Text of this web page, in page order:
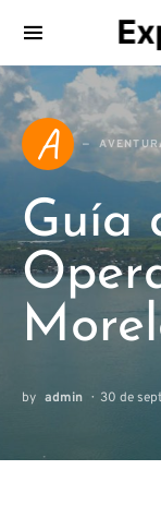
Search for:
A
Guía
by admin 30 de